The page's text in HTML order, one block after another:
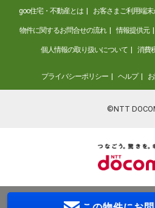
goo住宅・不動産とは お客さまご利用端
物件に関するお問合せの流れ 情報提供元
個人情報の取り扱いについて 消費
プライバシーポリシー ヘルプ
©NTT